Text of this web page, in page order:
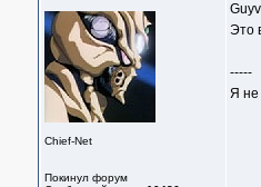
Chief-Net
Покинул форум
Это
-----
Я не